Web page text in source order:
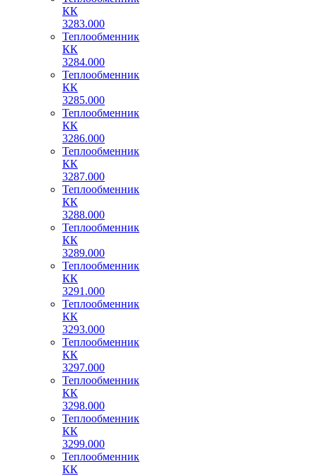
КК
3283.000
Теплообменник
КК
3284.000
Теплообменник
КК
3285.000
Теплообменник
КК
3286.000
Теплообменник
КК
3287.000
Теплообменник
КК
3288.000
Теплообменник
КК
3289.000
Теплообменник
КК
3291.000
Теплообменник
КК
3293.000
Теплообменник
КК
3297.000
Теплообменник
КК
3298.000
Теплообменник
КК
3299.000
Теплообменник
КК